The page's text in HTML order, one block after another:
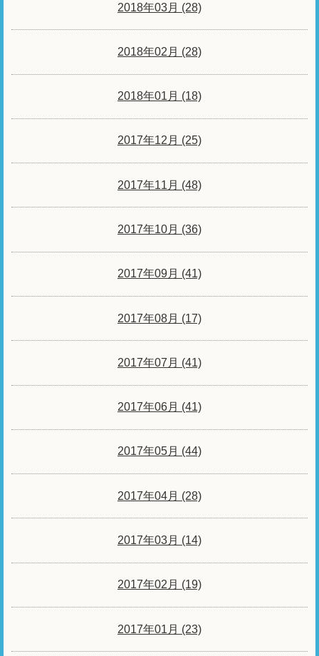
2018年03月 (28)
2018年02月 (28)
2018年01月 (18)
2017年12月 (25)
2017年11月 (48)
2017年10月 (36)
2017年09月 (41)
2017年08月 (17)
2017年07月 (41)
2017年06月 (41)
2017年05月 (44)
2017年04月 (28)
2017年03月 (14)
2017年02月 (19)
2017年01月 (23)